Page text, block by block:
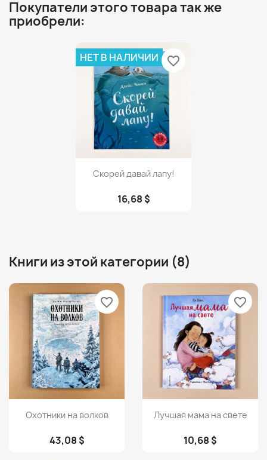
Покупатели этого товара так же
приобрели:
Просмотр
Скорей давай лапу!
16,68 $
НЕТ В НАЛИЧИИ favorite_border
Книги из этой категории (8)
Просмотр
Охотники на волков
43,08 $
favorite_border
Просмотр
Лучшая мама на свете
10,68 $
favorite_border